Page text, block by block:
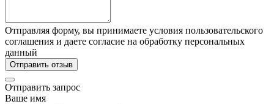
Отправляя форму, вы принимаете условия пользовательского
соглашения и даете согласие на обработку персональных
данный
Отправить отзыв
Отправить запрос
Ваше имя